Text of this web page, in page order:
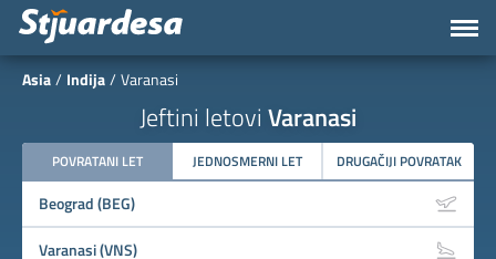
Asia Indija Varanasi
Jeftini letovi Varanasi
POVRATANI LET JEDNOSMERNI LET DRUGAČIJI POVRATAK